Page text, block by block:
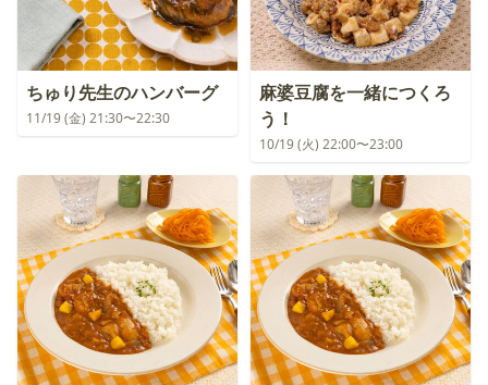
ちゅり先生のハンバーグ
11/19 (金) 21:30〜22:30
麻婆豆腐を一緒につくろ
う！
10/19 (火) 22:00〜23:00